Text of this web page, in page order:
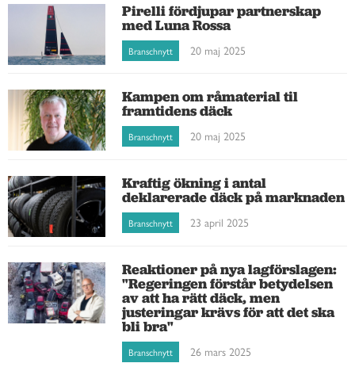
Pirelli fördjupar partnerskap
med Luna Rossa
Branschnytt 20 maj 2025
Kampen om råmaterial til
framtidens däck
Branschnytt 20 maj 2025
Kraftig ökning i antal
deklarerade däck på marknaden
Branschnytt 23 april 2025
Reaktioner på nya lagförslagen:
"Regeringen förstår betydelsen
av att ha rätt däck, men
justeringar krävs för att det ska
bli bra"
Branschnytt 26 mars 2025